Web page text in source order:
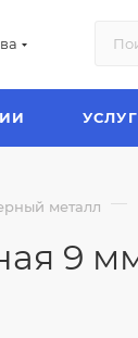
металл —
9